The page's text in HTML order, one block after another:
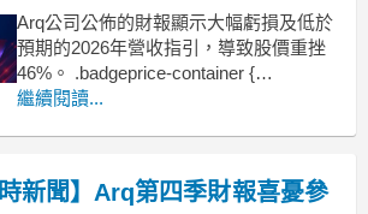
Arq公司公佈的財報顯示大幅虧損及低於
預期的2026年營收指引，導致股價重挫
46%。 .badgeprice-container {
display: flex !important;
flex-wra
繼續閱讀...
時新聞】Arq第四季財報喜憂參